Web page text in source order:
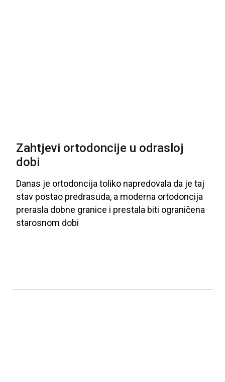
Zahtjevi ortodoncije u odrasloj
dobi
Danas je ortodoncija toliko napredovala da je taj
stav postao predrasuda, a moderna ortodoncija
prerasla dobne granice i prestala biti ograničena
starosnom dobi